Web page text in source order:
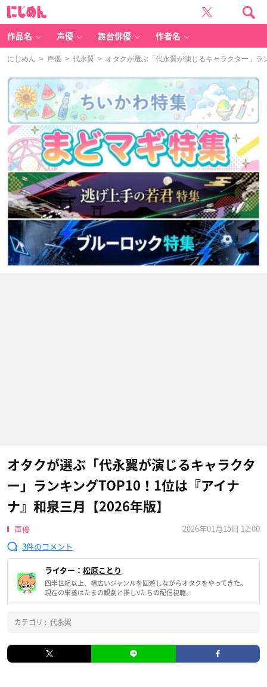
作品名 声優 舞台俳優 作者名
にじめん > 声優 > 代永翼 > オタクが選ぶ「代永翼が演じるキャラクター」
オタクが選ぶ「代永翼が演じるキャラクタ
ー」ランキングTOP10！1位は『アイナ
ナ』和泉三月【2026年版】
声優
2026年01月15日 12:00
3
ライター： 松原ことり
四半世紀以上、幅広いジャンルを回遊しながらオタクをやってきた。
現在の栄養はたまの観劇と推しVたちの配信視聴。
カテゴリ : 代永翼